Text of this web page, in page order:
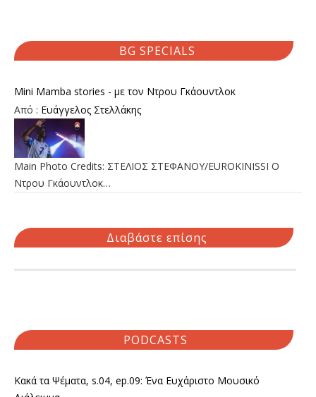
BG SPECIALS
Mini Mamba stories - με τον Ντρου Γκάουντλοκ
Από : Ευάγγελος Στελλάκης
Main Photo Credits: ΣΤΕΛΙΟΣ ΣΤΕΦΑΝΟΥ/EUROKINISSI Ο
Ντρου Γκάουντλοκ…
Διαβάστε επίσης
PODCASTS
Κακά τα Ψέματα, s.04, ep.09: Ένα Ευχάριστο Μουσικό